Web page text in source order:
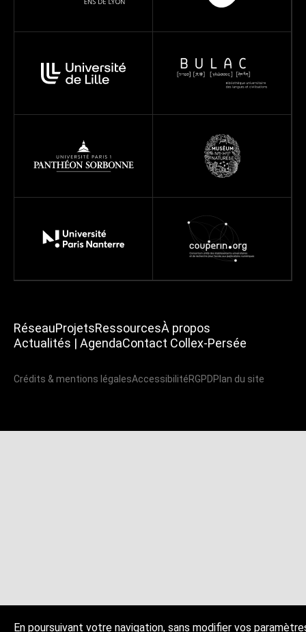
RéseauProjetsRessourcesÀ propos
Actualités | AgendaContact Collex-Persée
Crédits & mentions légalesAccessibilitéRGPDPlan du site
En poursuivant votre navigation, sans modifier vos